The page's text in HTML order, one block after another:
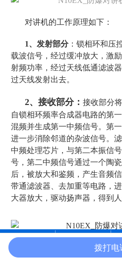
对讲机的工作原理如下：
1、发射部分：锁相环和压
载波信号，经过缓冲放大，激
射频功率，经过天线低通滤波
过天线发射出去。
2、接收部分：接收部分
自锁相环频率合成器电路的第
混频并生成第一中频信号。第
进一步消除邻道的杂波信号。
中频处理芯片，与第二本振信
号，第二中频信号通过一个陶
后，被放大和鉴频，产生音频
带通滤波器、去加重等电路，
大器放大，驱动扬声器，得到
3、调制信号及调制电路
电话咨询
拨打电